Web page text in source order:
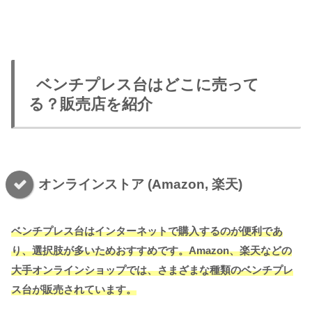
ベンチプレス台はどこに売って
る？販売店を紹介
オンラインストア (Amazon, 楽天)
ベンチプレス台はインターネットで購入するのが便利であ
り、選択肢が多いためおすすめです。Amazon、楽天などの
大手オンラインショップでは、さまざまな種類のベンチプレ
ス台が販売されています。